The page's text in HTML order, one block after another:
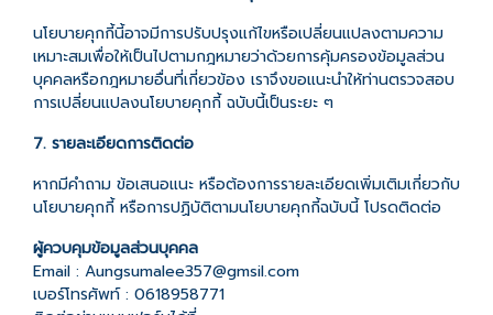
นโยบายคุกกี้นี้อาจมีการปรับปรุงแก้ไขหรือเปลี่ยนแปลงตามความ
เหมาะสมเพื่อให้เป็นไปตามกฎหมายว่าด้วยการคุ้มครองข้อมูลส่วน
บุคคลหรือกฎหมายอื่นที่เกี่ยวข้อง เราจึงขอแนะนำให้ท่านตรวจสอบ
การเปลี่ยนแปลงนโยบายคุกกี้ ฉบับนี้เป็นระยะ ๆ
7. รายละเอียดการติดต่อ
หากมีคำถาม ข้อเสนอแนะ หรือต้องการรายละเอียดเพิ่มเติมเกี่ยวกับ
นโยบายคุกกี้ หรือการปฏิบัติตามนโยบายคุกกี้ฉบับนี้ โปรดติดต่อ
ผู้ควบคุมข้อมูลส่วนบุคคล
Email : Aungsumalee357@gmsil.com
เบอร์โทรศัพท์ : 0618958771